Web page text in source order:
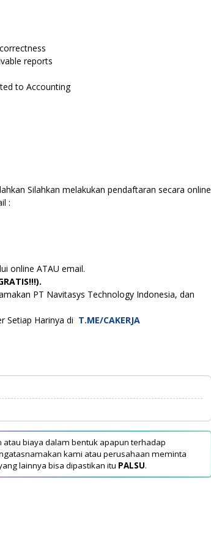
reports
to Accounting
Silahkan melakukan pendaftaran secara online
:
online ATAU email.
PT Navitasys Technology Indonesia, dan
Setiap Harinya di T.ME/CAKERJA
biaya dalam bentuk apapun terhadap
kami atau perusahaan meminta
lainnya bisa dipastikan itu PALSU.